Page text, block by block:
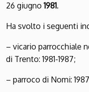
26 giugno1981.
Ha svolto i seguenti
– vicario parrocchiale
di Trento: 1981-1987;
– parroco di Nomi: